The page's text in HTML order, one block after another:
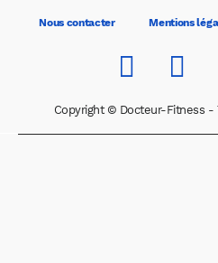
Nous contacter Mentions
Copyright © Docteur-Fitness -